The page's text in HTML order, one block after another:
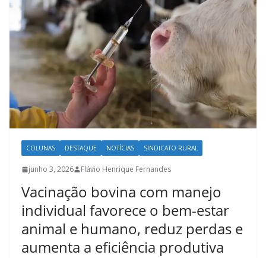
COLUNAS DESTAQUE NOTÍCIAS SINDICATO RURAL
junho 3, 2026 Flávio Henrique Fernandes
Vacinação bovina com manejo
individual favorece o bem-estar
animal e humano, reduz perdas e
aumenta a eficiência produtiva